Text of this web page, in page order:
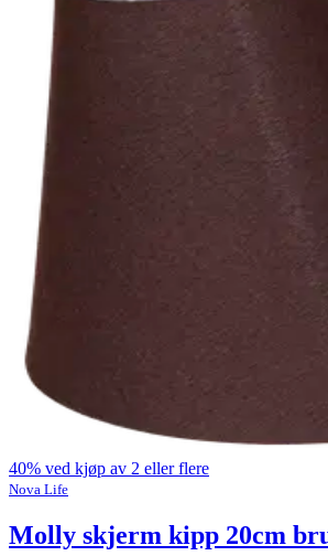
40% ved kjøp av 2 eller flere
Nova Life
Molly skjerm kipp 20cm